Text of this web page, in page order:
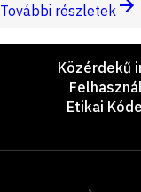
További részletek
LáblécKözérdekű
Etikai